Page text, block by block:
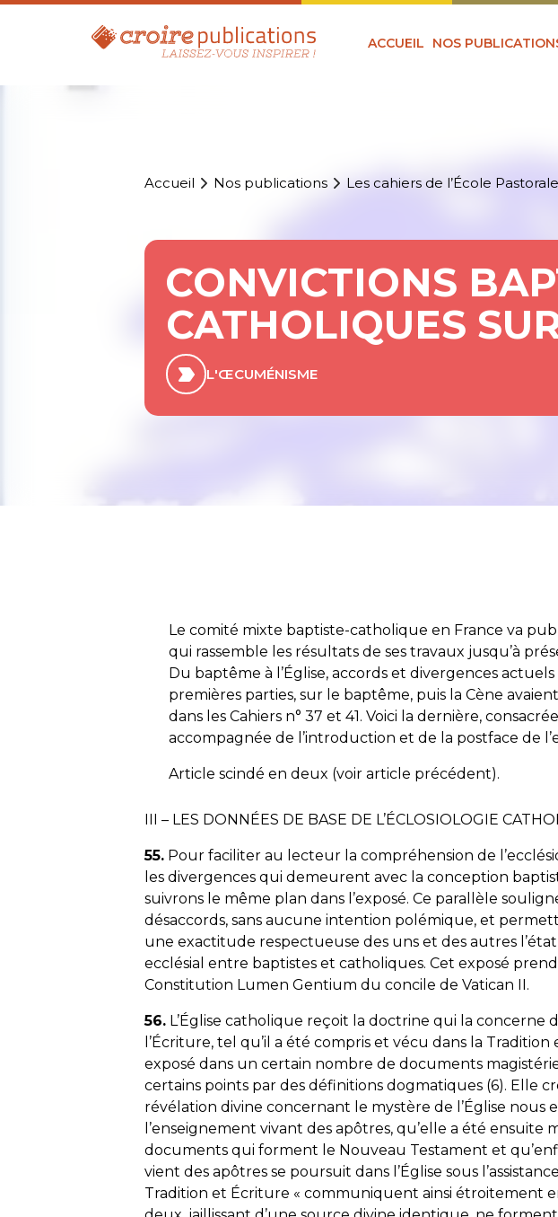
ACCUEIL NOS
Accueil Nos publications Les cahiers de l’École Pastorale
CONVICTIONS
CATHOLIQUES
L'ŒCUMÉNISME
Le comité mixte baptiste-catholique en France va
qui rassemble les résultats de ses travaux jusqu’à
Du baptême à l’Église, accords et divergences actuels
premières parties, sur le baptême, puis la Cène
dans les Cahiers n° 37 et 41. Voici la dernière, consacrée
accompagnée de l’introduction et de la postface de
Article scindé en deux (voir article précédent).
III– LES DONNÉES DE BASE DE L’ÉCLOSIOLOGIE
55. Pour faciliter au lecteur la compréhension de
les divergences qui demeurent avec la conception
suivrons le même plan dans l’exposé. Ce parallèle
désaccords, sans aucune intention polémique, et
une exactitude respectueuse des uns et des autres
ecclésial entre baptistes et catholiques. Cet exposé
Constitution Lumen Gentium du concile de Vatican II .
56. L’Église catholique reçoit la doctrine qui la concerne
l’Écriture, tel qu’il a été compris et vécu dans la Tradition
exposé dans un certain nombre de documents
certains points par des définitions dogmatiques (6). Elle
révélation divine concernant le mystère de l’Église nous
l’enseignement vivant des apôtres, qu’elle a été ensuite
documents qui forment le Nouveau Testament et
vient des apôtres se poursuit dans l’Église sous
Tradition et Écriture «communiquent ainsi étroitement